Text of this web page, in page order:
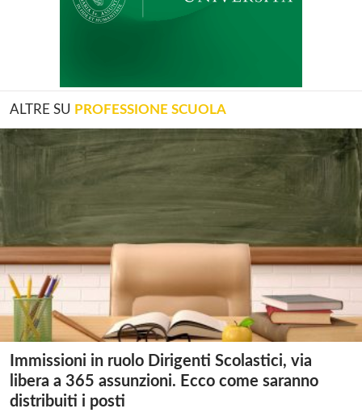
ALTRE SU PROFESSIONE SCUOLA
Immissioni in ruolo Dirigenti Scolastici, via
libera a 365 assunzioni. Ecco come saranno
distribuiti i posti